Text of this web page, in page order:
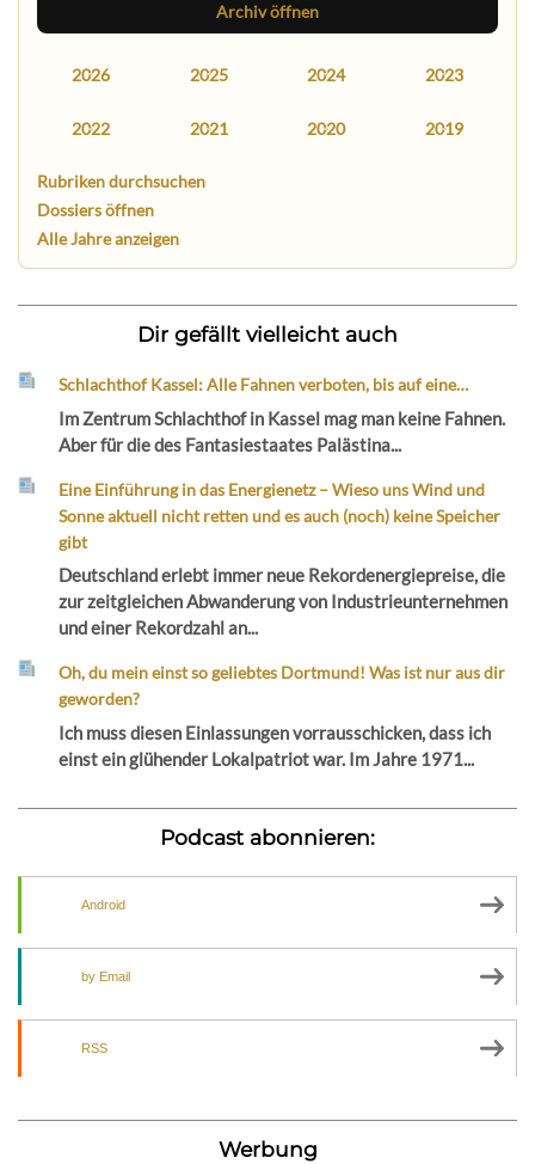
Archiv öffnen
2026 2025 2024 2023
2022 2021 2020 2019
Rubriken durchsuchen
Dossiers öffnen
Alle Jahre anzeigen
Dir gefällt vielleicht auch
Schlachthof Kassel: Alle Fahnen verboten, bis auf eine…
Im Zentrum Schlachthof in Kassel mag man keine Fahnen.
Aber für die des Fantasiestaates Palästina...
Eine Einführung in das Energienetz – Wieso uns Wind und
Sonne aktuell nicht retten und es auch (noch) keine Speicher
gibt
Deutschland erlebt immer neue Rekordenergiepreise, die
zur zeitgleichen Abwanderung von Industrieunternehmen
und einer Rekordzahl an...
Oh, du mein einst so geliebtes Dortmund! Was ist nur aus dir
geworden?
Ich muss diesen Einlassungen vorrausschicken, dass ich
einst ein glühender Lokalpatriot war. Im Jahre 1971...
Podcast abonnieren:
Android
by Email
RSS
Werbung